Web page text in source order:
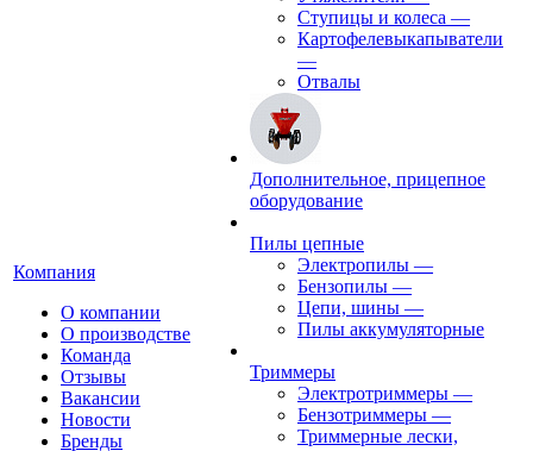
Компания
О компании
О производстве
Команда
Отзывы
Вакансии
Новости
Бренды
Ступицы и колеса —
Картофелевыкапыватели
—
Отвалы
Дополнительное, прицепное
оборудование
Пилы цепные
Электропилы —
Бензопилы —
Цепи, шины —
Пилы аккумуляторные
Триммеры
Электротриммеры —
Бензотриммеры —
Триммерные лески,